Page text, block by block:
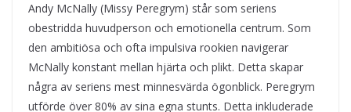
Andy McNally (Missy Peregrym) står som seriens
obestridda huvudperson och emotionella centrum. Som
den ambitiösa och ofta impulsiva rookien navigerar
McNally konstant mellan hjärta och plikt. Detta skapar
några av seriens mest minnesvärda ögonblick. Peregrym
utförde över 80% av sina egna stunts. Detta inkluderade